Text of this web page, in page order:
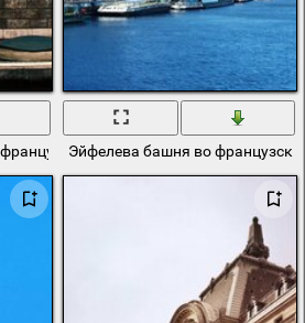
набережной
Эйфелева башня во